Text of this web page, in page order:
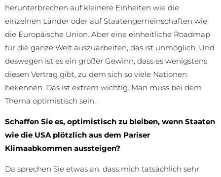
herunterbrechen auf kleinere Einheiten wie die
einzelnen Länder oder auf Staatengemeinschaften wie
die Europäische Union. Aber eine einheitliche Roadmap
für die ganze Welt auszuarbeiten, das ist unmöglich. Und
deswegen ist es ein großer Gewinn, dass es wenigstens
diesen Vertrag gibt, zu dem sich so viele Nationen
bekennen. Das ist extrem wichtig. Man muss bei dem
Thema optimistisch sein.
Schaffen Sie es, optimistisch zu bleiben, wenn Staaten
wie die USA plötzlich aus dem Pariser
Klimaabkommen aussteigen?
Da sprechen Sie etwas an, dass mich tatsächlich sehr